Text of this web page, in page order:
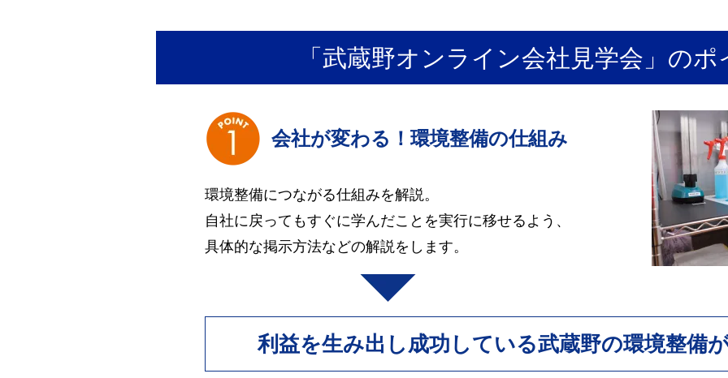
「武蔵野オンライン会社見学会」の
会社が変わる！環境整備の仕組み
環境整備につながる仕組みを解説。
自社に戻ってもすぐに学んだことを実行に移せるよう、
具体的な掲示方法などの解説をします。
利益を生み出し成功している武蔵野の環境整備